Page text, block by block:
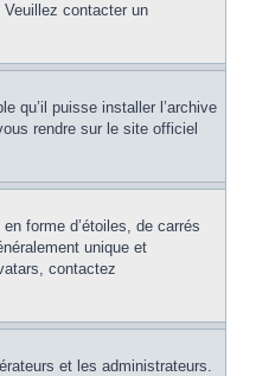
Veuillez contacter un
qu’il puisse installer l’archive
rendre sur le site officiel
forme d’étoiles, de carrés
unique et
contactez
et les administrateurs.